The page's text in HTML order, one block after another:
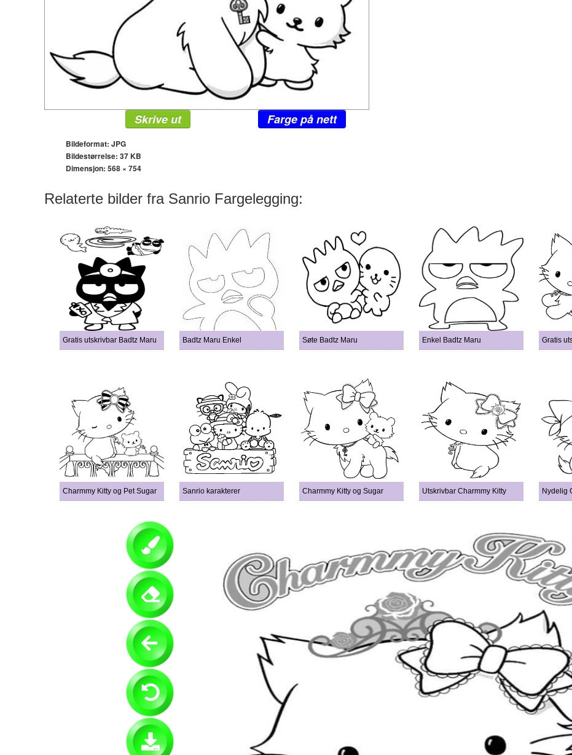
Skrive ut Farge på nett
Bildeformat: JPG
Bildestørrelse: 37 KB
Dimensjon: 568 × 754
Relaterte bilder fra Sanrio Fargelegging:
Gratis utskrivbar Badtz Maru Badtz Maru Enkel Søte Badtz Maru Enkel Badtz Maru
Charmmy Kitty og Pet Sugar Sanrio karakterer Charmmy Kitty og Sugar Utskrivbar Charmmy Kitty Nydelig